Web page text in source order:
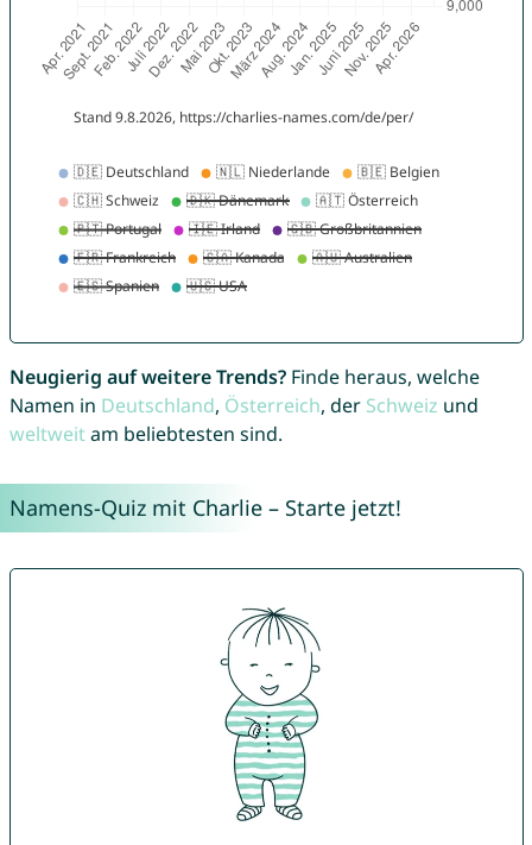
Neugierig auf weitere Trends?Finde heraus, welche
Namen in Deutschland, Österreich, der Schweiz und
weltweitam beliebtesten sind.
Namens-Quiz mit Charlie – Starte jetzt!